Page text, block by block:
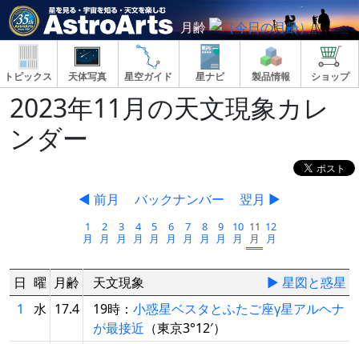
月齢
トピックス 天体写真 星空ガイド 星ナビ 製品情報 ショップ
2023年11月の天文現象カレ
ンダー
◀ 前月 バックナンバー 翌月 ▶
1
月
2
月
3
月
4
月
5
月
6
月
7
月
8
月
9
月
10
月
11
月
12
月
日 曜 月齢 天文現象
▶ 星図と惑星
1
水 17.4 19時： 小惑星ベスタとふたご座γ星アルヘナ
が最接近 （東京3°12′）